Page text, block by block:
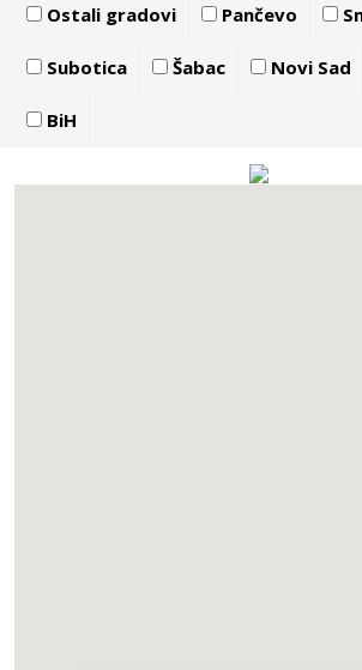
Ostali gradovi Pančevo
Subotica Šabac Novi Sad
BiH